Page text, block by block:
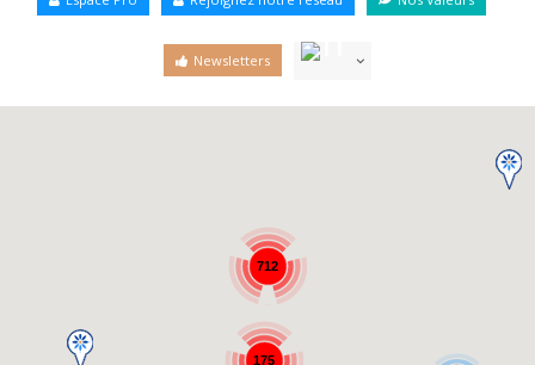
Newsletters
712
175